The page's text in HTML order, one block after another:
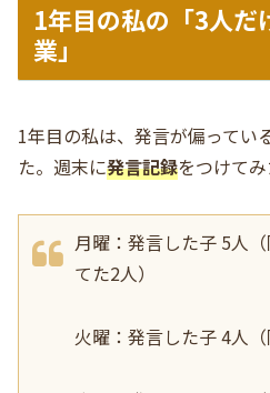
1年目の私の「3人だ
業」
1年目の私は、発言が偏ってい
た。週末に発言記録をつけてみ
月曜：発言した子 5人
てた2人）
火曜：発言した子 4人（